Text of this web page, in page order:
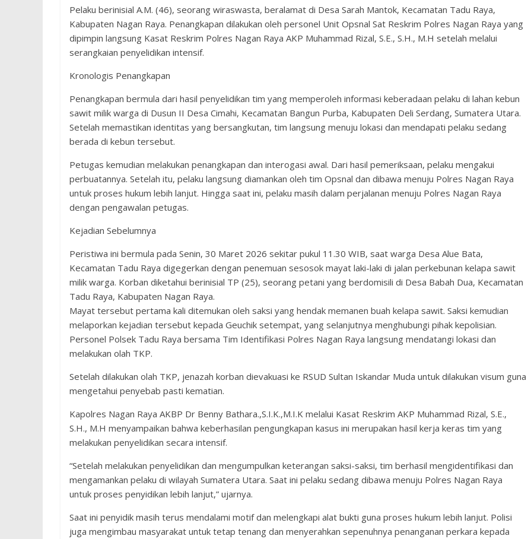
Pelaku berinisial A.M. (46), seorang wiraswasta, beralamat di Desa Sarah Mantok, Kecamatan Tadu Raya,
Kabupaten Nagan Raya. Penangkapan dilakukan oleh personel Unit Opsnal Sat Reskrim Polres Nagan Raya yang
dipimpin langsung Kasat Reskrim Polres Nagan Raya AKP Muhammad Rizal, S.E., S.H., M.H setelah melalui
serangkaian penyelidikan intensif.
Kronologis Penangkapan
Penangkapan bermula dari hasil penyelidikan tim yang memperoleh informasi keberadaan pelaku di lahan kebun
sawit milik warga di Dusun II Desa Cimahi, Kecamatan Bangun Purba, Kabupaten Deli Serdang, Sumatera Utara.
Setelah memastikan identitas yang bersangkutan, tim langsung menuju lokasi dan mendapati pelaku sedang
berada di kebun tersebut.
Petugas kemudian melakukan penangkapan dan interogasi awal. Dari hasil pemeriksaan, pelaku mengakui
perbuatannya. Setelah itu, pelaku langsung diamankan oleh tim Opsnal dan dibawa menuju Polres Nagan Raya
untuk proses hukum lebih lanjut. Hingga saat ini, pelaku masih dalam perjalanan menuju Polres Nagan Raya
dengan pengawalan petugas.
Kejadian Sebelumnya
Peristiwa ini bermula pada Senin, 30 Maret 2026 sekitar pukul 11.30 WIB, saat warga Desa Alue Bata,
Kecamatan Tadu Raya digegerkan dengan penemuan sesosok mayat laki-laki di jalan perkebunan kelapa sawit
milik warga. Korban diketahui berinisial TP (25), seorang petani yang berdomisili di Desa Babah Dua, Kecamatan
Tadu Raya, Kabupaten Nagan Raya.
Mayat tersebut pertama kali ditemukan oleh saksi yang hendak memanen buah kelapa sawit. Saksi kemudian
melaporkan kejadian tersebut kepada Geuchik setempat, yang selanjutnya menghubungi pihak kepolisian.
Personel Polsek Tadu Raya bersama Tim Identifikasi Polres Nagan Raya langsung mendatangi lokasi dan
melakukan olah TKP.
Setelah dilakukan olah TKP, jenazah korban dievakuasi ke RSUD Sultan Iskandar Muda untuk dilakukan visum guna
mengetahui penyebab pasti kematian.
Kapolres Nagan Raya AKBP Dr Benny Bathara.,S.I.K.,M.I.K melalui Kasat Reskrim AKP Muhammad Rizal, S.E.,
S.H., M.H menyampaikan bahwa keberhasilan pengungkapan kasus ini merupakan hasil kerja keras tim yang
melakukan penyelidikan secara intensif.
“Setelah melakukan penyelidikan dan mengumpulkan keterangan saksi-saksi, tim berhasil mengidentifikasi dan
mengamankan pelaku di wilayah Sumatera Utara. Saat ini pelaku sedang dibawa menuju Polres Nagan Raya
untuk proses penyidikan lebih lanjut,” ujarnya.
Saat ini penyidik masih terus mendalami motif dan melengkapi alat bukti guna proses hukum lebih lanjut. Polisi
juga mengimbau masyarakat untuk tetap tenang dan menyerahkan sepenuhnya penanganan perkara kepada